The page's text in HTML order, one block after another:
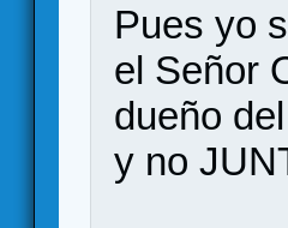
Pues yo
el Señor
dueño
y no